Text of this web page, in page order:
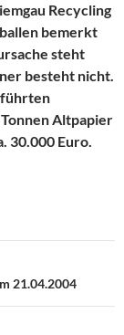
Recycling
bemerkt
steht
besteht nicht.
Altpapier
30.000 Euro.
21.04.2004